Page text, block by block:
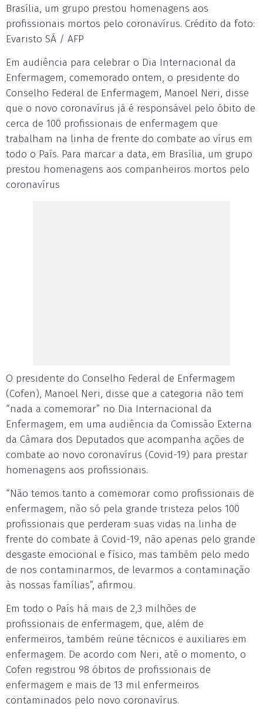
Brasília, um grupo prestou homenagens aos
profissionais mortos pelo coronavírus. Crédito da foto:
Evaristo SÁ / AFP
Em audiência para celebrar o Dia Internacional da
Enfermagem, comemorado ontem, o presidente do
Conselho Federal de Enfermagem, Manoel Neri, disse
que o novo coronavírus já é responsável pelo óbito de
cerca de 100 profissionais de enfermagem que
trabalham na linha de frente do combate ao vírus em
todo o País. Para marcar a data, em Brasília, um grupo
prestou homenagens aos companheiros mortos pelo
coronavírus
O presidente do Conselho Federal de Enfermagem
(Cofen), Manoel Neri, disse que a categoria não tem
“nada a comemorar” no Dia Internacional da
Enfermagem, em uma audiência da Comissão Externa
da Câmara dos Deputados que acompanha ações de
combate ao novo coronavírus (Covid-19) para prestar
homenagens aos profissionais.
“Não temos tanto a comemorar como profissionais de
enfermagem, não só pela grande tristeza pelos 100
profissionais que perderam suas vidas na linha de
frente do combate à Covid-19, não apenas pelo grande
desgaste emocional e físico, mas também pelo medo
de nos contaminarmos, de levarmos a contaminação
às nossas famílias”, afirmou.
Em todo o País há mais de 2,3 milhões de
profissionais de enfermagem, que, além de
enfermeiros, também reúne técnicos e auxiliares em
enfermagem. De acordo com Neri, até o momento, o
Cofen registrou 98 óbitos de profissionais de
enfermagem e mais de 13 mil enfermeiros
contaminados pelo novo coronavírus.